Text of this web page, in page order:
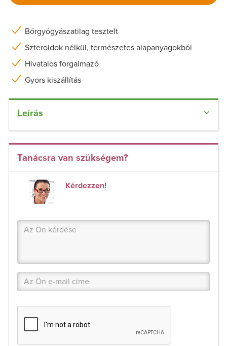
Bőrgyógyászatilag tesztelt
Szteroidok nélkül, természetes alapanyagokból
Hivatalos forgalmazó
Gyors kiszállítás
Leírás
Tanácsra van szükségem?
Kérdezzen!